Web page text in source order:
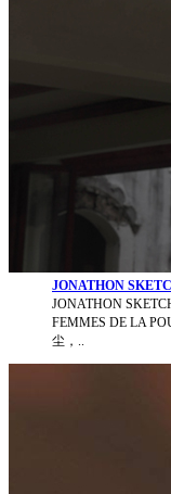
JONATHON
JONATHON
FEMMES DE LA
尘，..